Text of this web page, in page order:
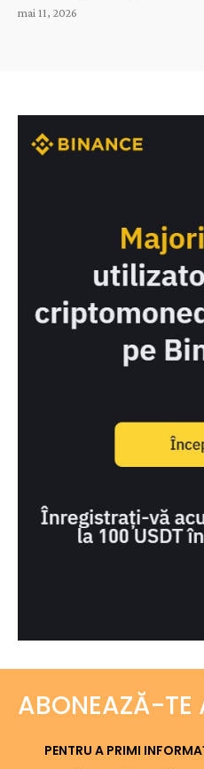
mai 11, 2026
ABONEAZĂ-TE
PENTRU A PRIMI